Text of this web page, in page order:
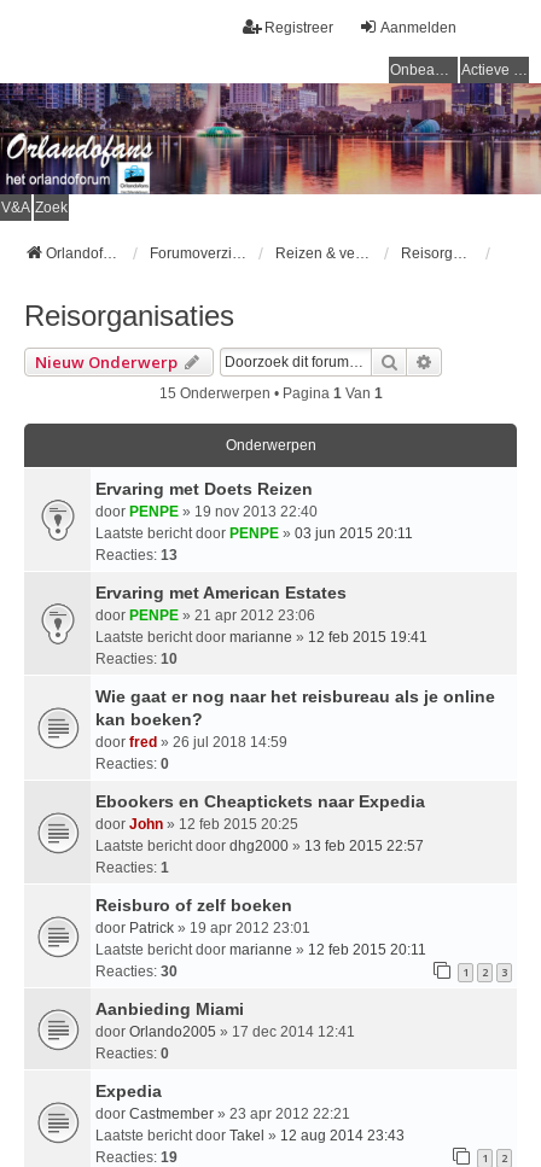
Aanmelden
Registreer
Onbeantwoorde onderwerpen Actieve onderwerpen
V&A Zoek
Orlandofans Homepage Forumoverzicht Reizen & vervoer Reisorganisaties
Reisorganisaties
Nieuw Onderwerp Zoek
15 Onderwerpen • Pagina 1Van 1
Onderwerpen
Ervaring met Doets Reizen
door PENPE » 19 nov 2013 22:40
Laatste bericht door PENPE » 03 jun 2015 20:11
Reacties: 13
Ervaring met American Estates
door PENPE » 21 apr 2012 23:06
Laatste bericht door marianne » 12 feb 2015 19:41
Reacties: 10
Wie gaat er nog naar het reisbureau als je online
kan boeken?
door fred » 26 jul 2018 14:59
Reacties: 0
Ebookers en Cheaptickets naar Expedia
door John » 12 feb 2015 20:25
Laatste bericht door dhg2000 » 13 feb 2015 22:57
Reacties: 1
Reisburo of zelf boeken
door Patrick » 19 apr 2012 23:01
Laatste bericht door marianne » 12 feb 2015 20:11
Reacties: 30 1 2 3
Aanbieding Miami
door Orlando2005 » 17 dec 2014 12:41
Reacties: 0
Expedia
door Castmember » 23 apr 2012 22:21
Laatste bericht door Takel » 12 aug 2014 23:43
Reacties: 19 1 2